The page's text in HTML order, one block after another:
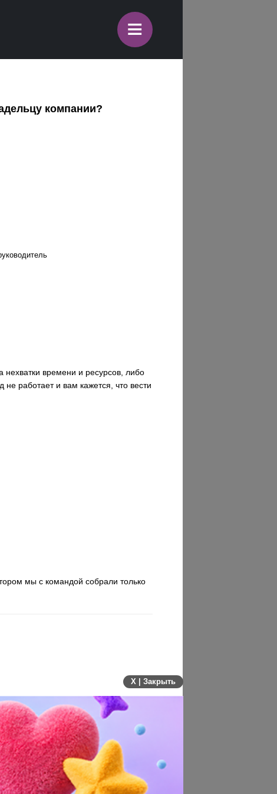
≡
компании?
нехватки времени и ресурсов, либо
работает и вам кажется, что вести
мы с командой собрали только
X | Закрыть